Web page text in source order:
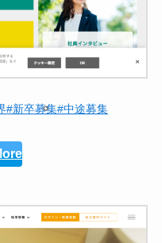
#新卒募集#中途募集